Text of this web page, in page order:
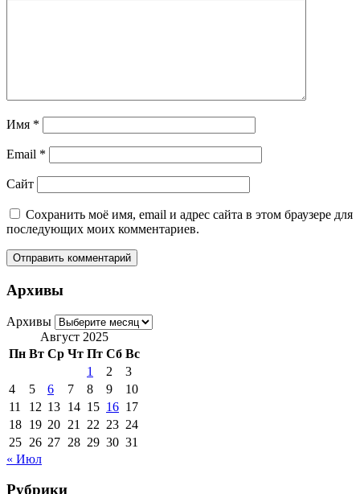
Имя *
Email *
Сайт
Сохранить моё имя, email и адрес сайта в этом браузере для
последующих моих комментариев.
Архивы
Архивы
Август 2025
Пн Вт Ср Чт Пт Сб Вс
1
2
3
4
5 6 7 8 9
10
11
12 13 14 15 16 17
18 19 20 21 22 23 24
25 26 27 28 29 30 31
« Июл
Рубрики